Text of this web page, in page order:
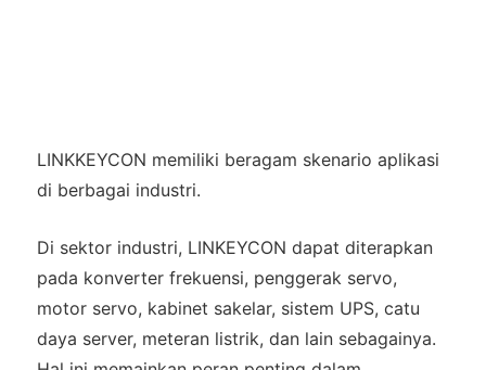
LINKKEYCON memiliki beragam skenario aplikasi
di berbagai industri.
Di sektor industri, LINKEYCON dapat diterapkan
pada konverter frekuensi, penggerak servo,
motor servo, kabinet sakelar, sistem UPS, catu
daya server, meteran listrik, dan lain sebagainya.